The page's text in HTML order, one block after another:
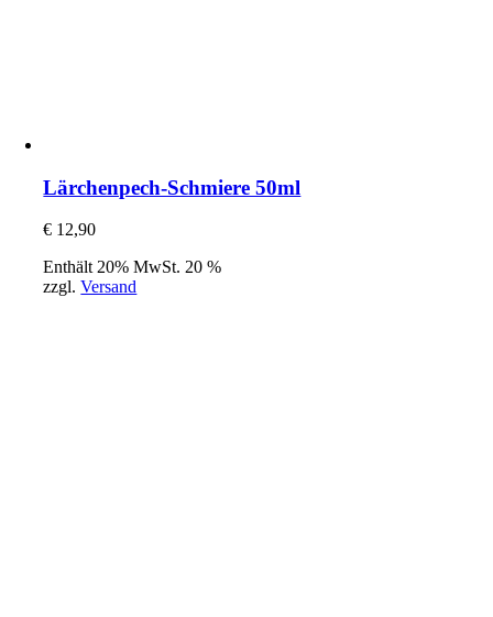
Lärchenpech-Schmiere 50ml
€ 12,90
Enthält 20% MwSt. 20 %
zzgl.Versand